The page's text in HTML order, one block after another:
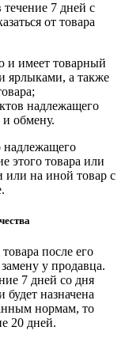
течение 7 дней с
от товара
и имеет товарный
ярлыками, а также
надлежащего
и обмену.
надлежащего
этого товара или
или на иной товар с
после его
у продавца.
7 дней со дня
будет назначена
нормам, то
20 дней.